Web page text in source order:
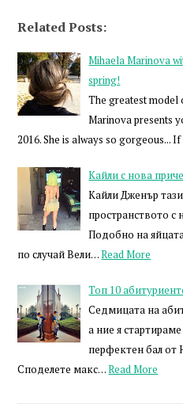
Related Posts:
Mihaela Marinova
spring!
The greatest model
Marinova presents
2016. She is always so gorgeous...
Кайли с нова
Кайли Дженър
пространството с
Подобно на
по случай Вели…Read More
Топ 10
Седмицата на
а ние я
перфектен бал от
Споделете макс…Read More